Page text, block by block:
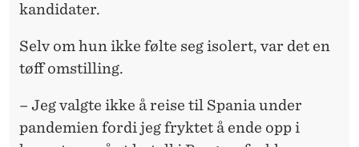
kandidater.
Selv om hun ikke følte seg isolert, var det en
tøff omstilling.
– Jeg valgte ikke å reise til Spania under
pandemien fordi jeg fryktet å ende opp i